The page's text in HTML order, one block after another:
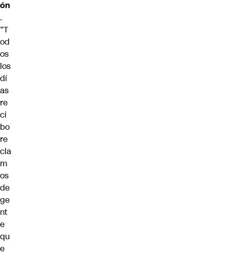
ón
.
“T
od
os
los
dí
as
re
ci
bo
re
cla
m
os
de
ge
nt
e
qu
e